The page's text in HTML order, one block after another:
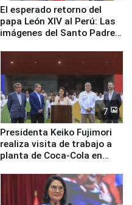
El esperado retorno del
papa León XIV al Perú: Las
imágenes del Santo Padre
7
Presidenta Keiko Fujimori
realiza visita de trabajo a
planta de Coca-Cola en